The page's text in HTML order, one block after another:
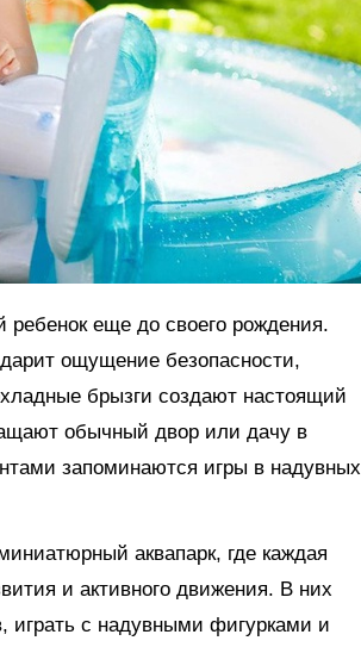
еще до своего рождения.
ощущение безопасности,
брызги создают настоящий
обычный двор или дачу в
запоминаются игры в надувных
аквапарк, где каждая
и активного движения. В них
играть с надувными фигурками и